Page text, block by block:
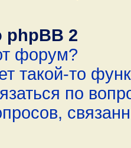
2
форум?
такой-то
по